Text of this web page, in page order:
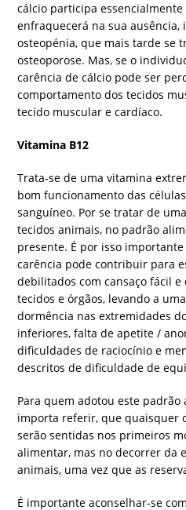
cálcio participa essencialmente
enfraquecerá na sua
osteopénia, que mais tarde se
osteoporose. Mas, se o
carência de cálcio pode ser
comportamento dos tecidos
tecido muscular e cardíaco.
Vitamina B12
Trata-se de uma vitamina
bom funcionamento das
sanguíneo. Por se tratar de
tecidos animais, no padrão
presente. É por isso
carência pode contribuir para
debilitados com cansaço fácil
tecidos e órgãos, levando a
dormência nas extremidades
inferiores, falta de apetite /
dificuldades de raciocínio e
descritos de dificuldade de
Para quem adotou este
importa referir, que quaisquer
serão sentidas nos primeiros
alimentar, mas no decorrer da
animais, uma vez que as
É importante aconselhar-se